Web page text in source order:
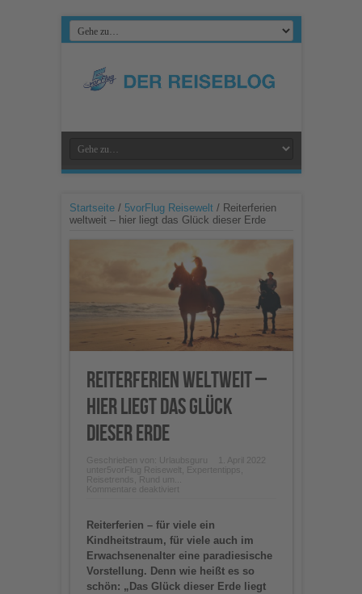
Startseite/ 5vorFlug Reisewelt/ Reiterferien
weltweit – hier liegt das Glück dieser Erde
Reiterferien weltweit –
hier liegt das Glück
dieser Erde
Geschrieben von: Urlaubsguru
1. April 2022
unter 5vorFlug Reisewelt, Expertentipps,
Reisetrends,
Rund um...
Kommentare deaktiviertfür
hier
liegt
das
Glück
dieser
Erde
Reiterferien – für viele ein
Kindheitstraum, für viele auch im
Erwachsenenalter eine paradiesische
Vorstellung. Denn wie heißt es so
schön: „Das Glück dieser Erde liegt